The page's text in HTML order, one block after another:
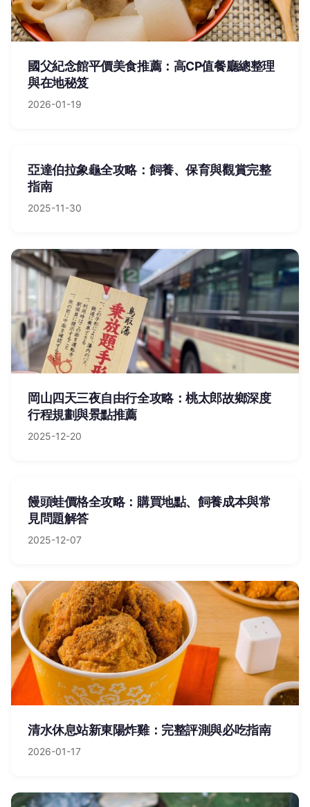
國父紀念館平價美食推薦：高CP值餐廳總整理
與在地秘笈
2026-01-19
亞達伯拉象龜全攻略：飼養、保育與觀賞完整
指南
2025-11-30
岡山四天三夜自由行全攻略：桃太郎故鄉深度
行程規劃與景點推薦
2025-12-20
饅頭蛙價格全攻略：購買地點、飼養成本與常
見問題解答
2025-12-07
清水休息站新東陽炸雞：完整評測與必吃指南
2026-01-17